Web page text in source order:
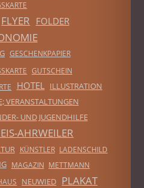
FLYER FOLDER
GESCHENKPAPIER
GUTSCHEIN
HOTEL ILLUSTRATION
VERANSTALTUNGEN
UND JUGENDHILFE
AHRWEILER
KÜNSTLER LADENSCHILD
MAGAZIN METTMANN
NEUWIED PLAKAT